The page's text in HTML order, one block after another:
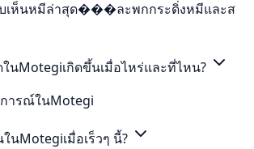
บเห็นหมีล่าสุด���ละพกกระดิ่งหมีและส
นMotegiเกิดขึ้นเมื่อไหร่และที่ไหน?
ารณ์ในMotegi
นMotegiเมื่อเร็วๆ นี้?